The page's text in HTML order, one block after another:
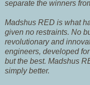
separate the winners
Madshus RED is what
given no restraints. No
revolutionary and
engineers, developed
but the best. Madshus
simply better.